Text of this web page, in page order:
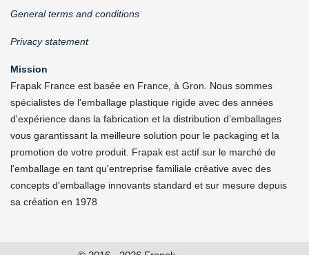
General terms and conditions
Privacy statement
Mission
Frapak France est basée en France, à Gron. Nous sommes
spécialistes de l'emballage plastique rigide avec des années
d'expérience dans la fabrication et la distribution d’emballages
vous garantissant la meilleure solution pour le packaging et la
promotion de votre produit. Frapak est actif sur le marché de
l'emballage en tant qu'entreprise familiale créative avec des
concepts d'emballage innovants standard et sur mesure depuis
sa création en 1978